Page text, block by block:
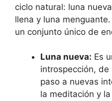
ciclo natural: luna
llena y luna
un conjunto único de
Luna nueva: Es
introspección,
paso a nuevas
la meditación y